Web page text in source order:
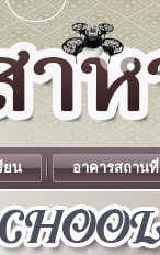
ยน อาคารสถานที่